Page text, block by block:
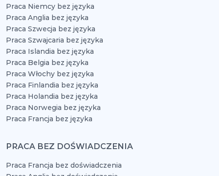
Praca Niemcy bez języka
Praca Anglia bez języka
Praca Szwecja bez języka
Praca Szwajcaria bez języka
Praca Islandia bez języka
Praca Belgia bez języka
Praca Włochy bez języka
Praca Finlandia bez języka
Praca Holandia bez języka
Praca Norwegia bez języka
Praca Francja bez języka
PRACA BEZ DOŚWIADCZENIA
Praca Francja bez doświadczenia